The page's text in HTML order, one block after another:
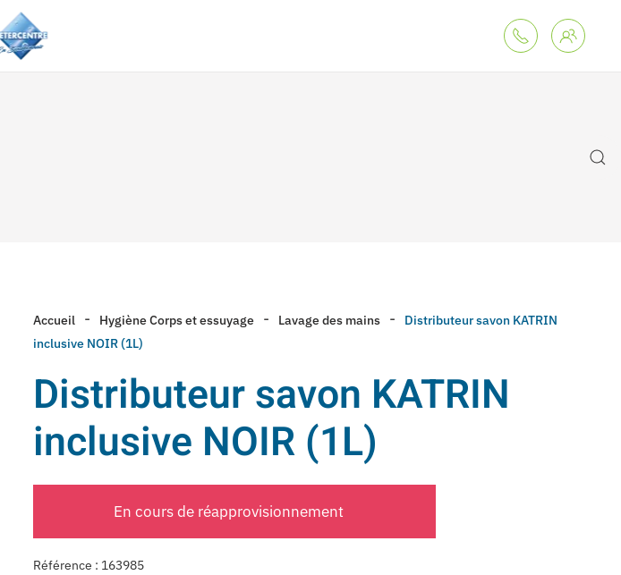
Accueil Hygiène Corps et essuyage Lavage des mains
Distributeur savon KATRIN
inclusive NOIR (1L)
Distributeur savon KATRIN
inclusive NOIR (1L)
En cours de réapprovisionnement
Référence : 163985